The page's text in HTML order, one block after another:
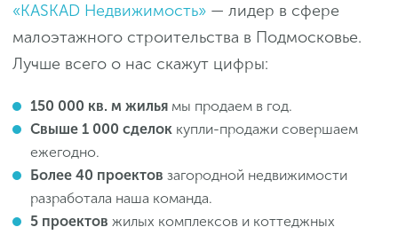
«KASKAD Недвижимость» — лидер в сфере
малоэтажного строительства в Подмосковье.
Лучше всего о нас скажут цифры:
150 000 кв. м жилья мы продаем в год.
Свыше 1 000 сделок купли-продажи совершаем
ежегодно.
Более 40 проектов загородной недвижимости
разработала наша команда.
5 проектов жилых комплексов и коттеджных